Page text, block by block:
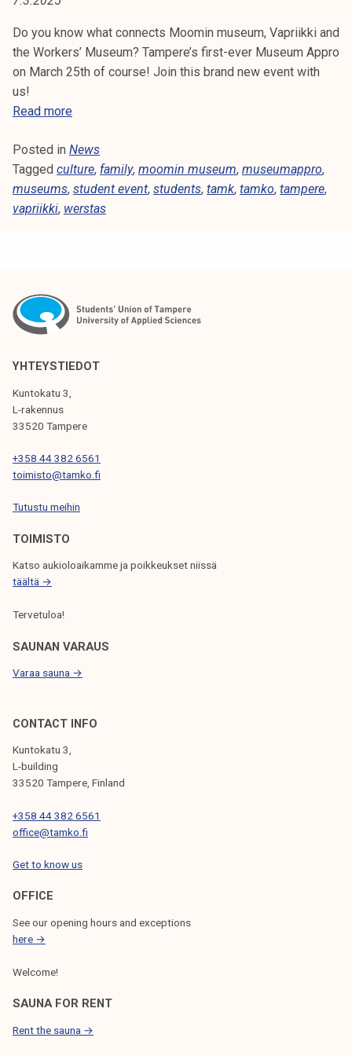
i
k
o
r
k
a
k
o
u
p
i
k
l
i
a
k
u
t
a
I
I
K
K
I
Do you know what connects Moomin museum, Vapriikki and
the Workers’ Museum? Tampere’s first-ever Museum Appro
on March 25th of course! Join this brand new event with
us!
Read moreN
w
e
v
e
u
s
u
p
r
o
!
Posted in News
Tagged culture, family, moomin museum, museumappro,
museums, student event, students, tamk, tamko, tampere,
vapriikki, werstas
YHTEYSTIEDOT
Kuntokatu 3,
L-rakennus
33520 Tampere
+358 44 382 6561
toimisto@tamko.fi
Tutustu meihin
TOIMISTO
Katso aukioloaikamme ja poikkeukset niissä
täältä →
Tervetuloa!
SAUNAN VARAUS
Varaa sauna →
CONTACT INFO
Kuntokatu 3,
L-building
33520 Tampere, Finland
+358 44 382 6561
office@tamko.fi
Get to know us
OFFICE
See our opening hours and exceptions
here →
Welcome!
SAUNA FOR RENT
Rent the sauna →